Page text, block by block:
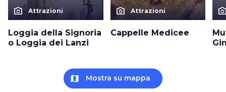
photo_camera Attrazioni
Loggia della Signoria
o Loggia dei Lanzi
photo_camera Attrazioni
Cappelle Medicee
map Mostra su mappa